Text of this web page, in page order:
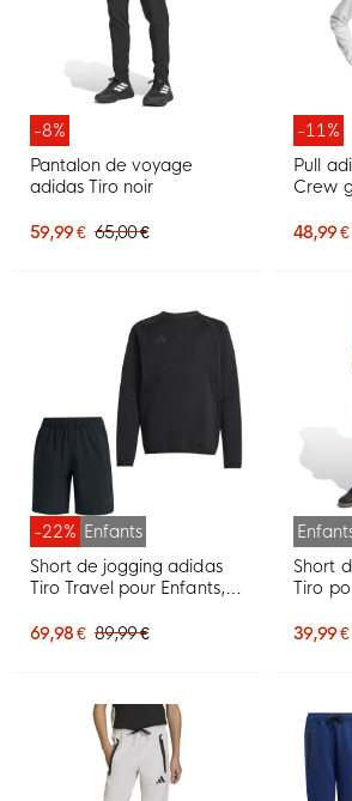
-8%
Pantalon de voyage
adidas Tiro noir
59,99 € 65,00 €
-11%
Pull
Crew
48,99 €
-22% Enfants
Short de jogging adidas
Tiro Travel pour Enfants,
69,98 € 89,99 €
Short
Tiro
39,99 €